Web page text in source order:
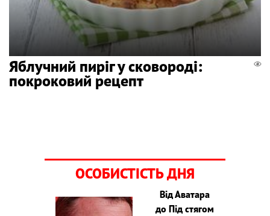
Яблучний пиріг у сковороді:
покроковий рецепт
ОСОБИСТІСТЬ ДНЯ
Від Аватара
до Під стягом